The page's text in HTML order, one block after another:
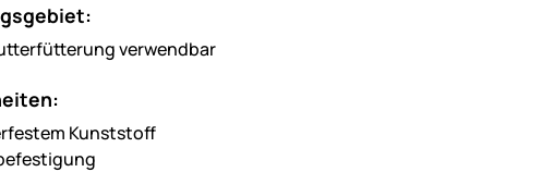
verwendbar
Kunststoff